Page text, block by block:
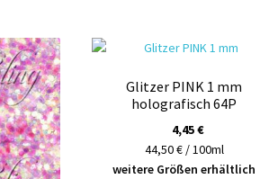
auf.
Die
Optionen
können
auf
der
Produktseite
Glitzer PINK 1 mm
holografisch 64P
4,45€
44,50 € / 100ml
weitere Größen erhältlich